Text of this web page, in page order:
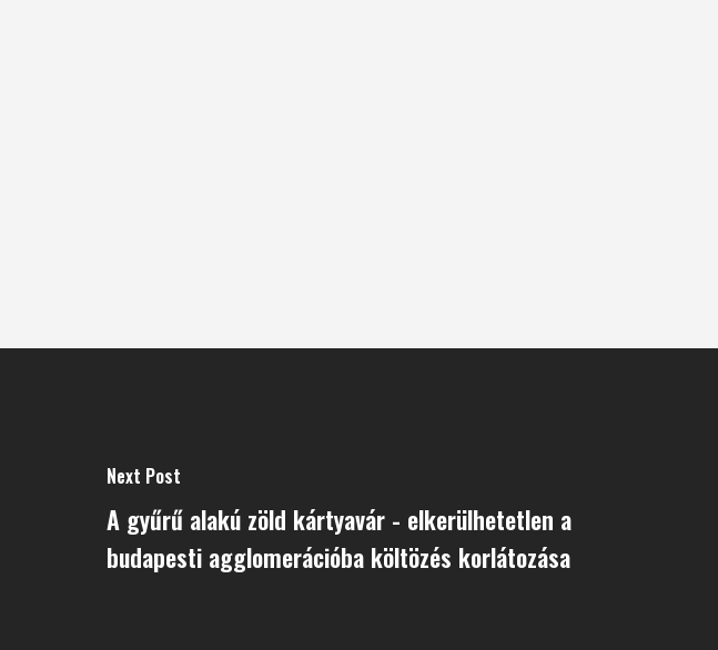
Next Post
A gyűrű alakú zöld kártyavár - elkerülhetetlen a
budapesti agglomerációba költözés korlátozása